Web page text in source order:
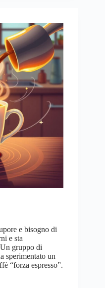
e bisogno di
e sta
gruppo di
sperimentato un
“forza espresso”.